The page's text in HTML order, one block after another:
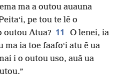
ma a outou auauna
pe tou te lē o
outou Atua? 11
O lenei, ia
ma ia toe faafoʻi atu ē ua
i o outou uso, auā ua